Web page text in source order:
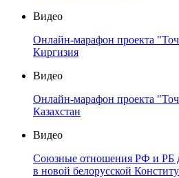
Видео
Онлайн-марафон проекта
Киргизия
Видео
Онлайн-марафон проекта
Казахстан
Видео
Союзные отношения РФ и РБ
в новой белорусской